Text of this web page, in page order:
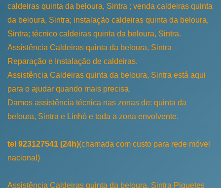
caldeiras quinta da beloura, Sintra ; venda caldeiras quinta
da beloura, Sintra; instalação caldeiras quinta da beloura,
Sintra; técnico caldeiras quinta da beloura, Sintra.
Assistência Caldeiras quinta da beloura, Sintra –
Reparação e Instalação de caldeiras.
Assistência Caldeiras quinta da beloura, Sintra está aqui
para o ajudar quando mais precisa.
Damos assistência técnica nas zonas de: quinta da
beloura, Sintra e Linhó e toda a zona envolvente.
tel 923127541 (24h)(chamada com custo para rede móvel
nacional)
Assistência Caldeiras quinta da beloura, Sintra Piquetes